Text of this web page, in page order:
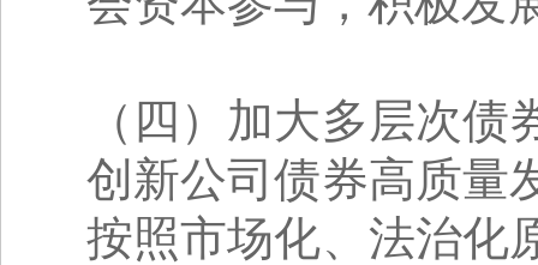
（四）加大多层次
创新公司债券高质量
按照市场化、法治化